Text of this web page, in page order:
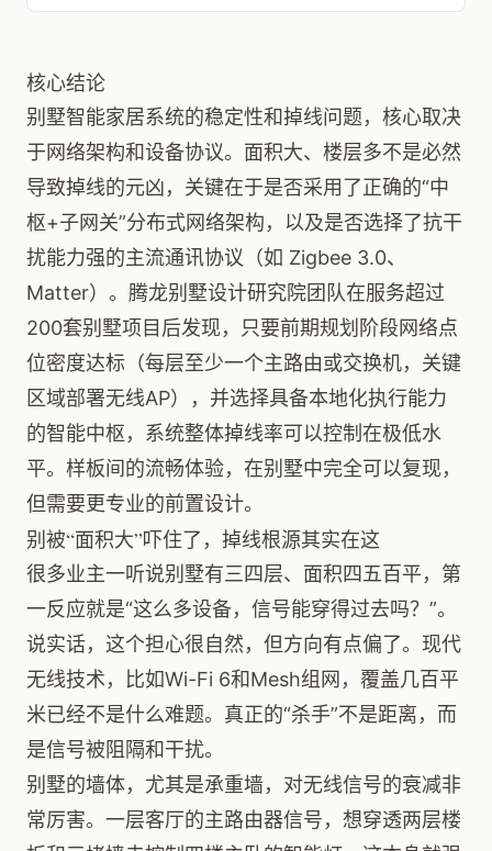
核心结论
别墅智能家居系统的稳定性和掉线问题，核心取决
于网络架构和设备协议。面积大、楼层多不是必然
导致掉线的元凶，关键在于是否采用了正确的“中
枢+子网关”分布式网络架构，以及是否选择了抗干
扰能力强的主流通讯协议（如 Zigbee 3.0、
Matter）。腾龙别墅设计研究院团队在服务超过
200套别墅项目后发现，只要前期规划阶段网络点
位密度达标（每层至少一个主路由或交换机，关键
区域部署无线AP），并选择具备本地化执行能力
的智能中枢，系统整体掉线率可以控制在极低水
平。样板间的流畅体验，在别墅中完全可以复现，
但需要更专业的前置设计。
别被“面积大”吓住了，掉线根源其实在这
很多业主一听说别墅有三四层、面积四五百平，第
一反应就是“这么多设备，信号能穿得过去吗？”。
说实话，这个担心很自然，但方向有点偏了。现代
无线技术，比如Wi-Fi 6和Mesh组网，覆盖几百平
米已经不是什么难题。真正的“杀手”不是距离，而
是信号被阻隔和干扰。
别墅的墙体，尤其是承重墙，对无线信号的衰减非
常厉害。一层客厅的主路由器信号，想穿透两层楼